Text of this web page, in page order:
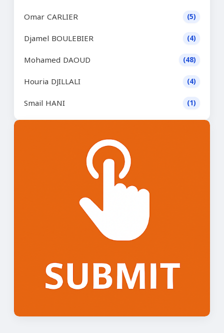
Omar CARLIER (5)
Djamel BOULEBIER (4)
Mohamed DAOUD (48)
Houria DJILLALI (4)
Smail HANI (1)